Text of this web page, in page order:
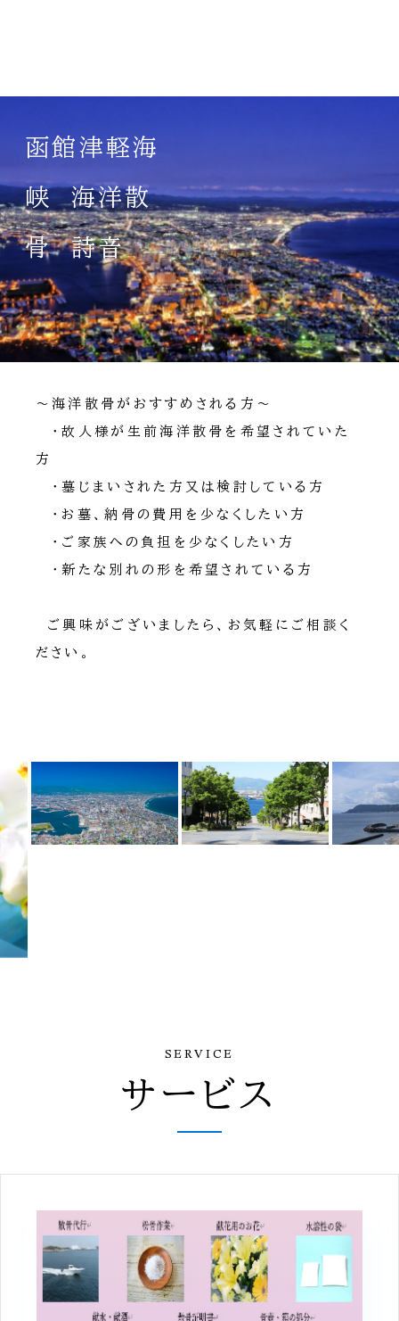
函館津軽海
峡 海洋散
骨 詩音
安心できる散骨を
近頃耳にすることが増えているとは言え、
まだまだわからないことだらけの海洋散骨
だからこそ不安のない散骨を心がけておりま
す。
～海洋散骨がおすすめされる方～
・故人様が生前海洋散骨を希望されていた
方
・墓じまいされた方又は検討している方
・お墓、納骨の費用を少なくしたい方
・ご家族への負担を少なくしたい方
・新たな別れの形を希望されている方
ご興味がございましたら、お気軽にご相談く
ださい。
SERVICE
サービス